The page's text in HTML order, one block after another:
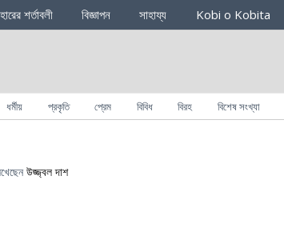
শর্তাবলী বিজ্ঞাপন সাহায্য Kobi o Kobita
ধর্মীয় প্রকৃতি প্রেম বিবিধ বিরহ বিশেষ সংখ্যা
উজ্জ্বল দাশ